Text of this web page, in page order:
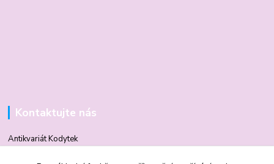
Kontaktujte nás
Antikvariát Kodytek